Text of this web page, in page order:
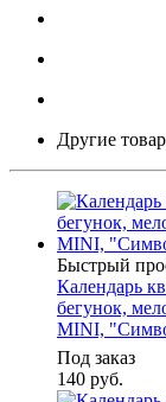
Другие
Быстрый
Календарь
бегунок,
MINI,
Под заказ
140 руб.